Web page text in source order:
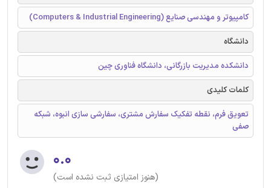
کامپیوتر و مهندسی صنایع (Computers & Industrial Engineering)
دانشگاه
دانشکده مدیریت بازرگانی، دانشگاه فناوری چین
کلمات کلیدی
تعویق فرم، نقطه تفکیک سفارش مشتری، سفارشی سازی انبوه، شبکه
صفی
۰.۰
(هنوز امتیازی ثبت نشده است)